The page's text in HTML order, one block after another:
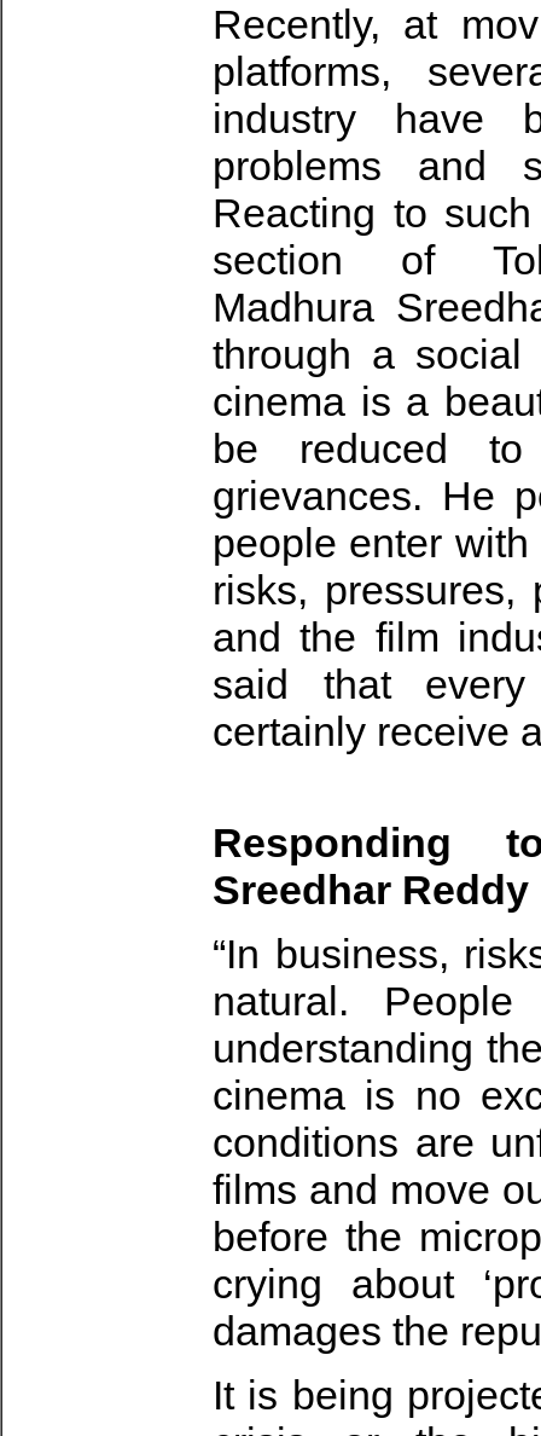
Recently, at
platforms,
industry have
problems and
Reacting to
section of
Madhura
through a
cinema is a
be reduced
grievances. He
people enter
risks, pressures,
and the film
said that
certainly receive
Responding
Sreedhar
“In business,
natural.
understanding
cinema is no
conditions are
films and move
before the
crying about
damages the
It is being